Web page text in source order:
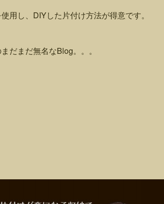
用し、DIYした片付け方法が得意です。
だまだ無名なBlog。。。